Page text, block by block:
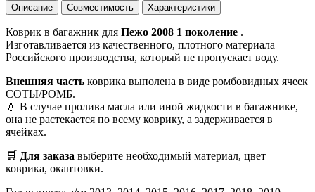
Описание Совместимость Характеристики
Коврик в багажник для Пежо 2008 1 поколение .
Изготавливается из качественного, плотного материала
Российского производства, который не пропускает воду.
Внешняя часть коврика выполена в виде ромбовидных ячеек
СОТЫ/РОМБ.
💧 В случае пролива масла или иной жидкости в багажнике,
она не растекается по всему коврику, а задерживается в
ячейках.
🛒 Для заказа выберите необходимый материал, цвет
коврика, окантовки.